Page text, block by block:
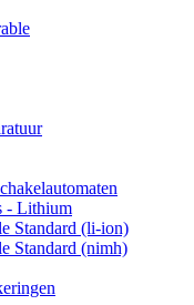
- Lithium
Standard (li-ion)
Standard (nimh)